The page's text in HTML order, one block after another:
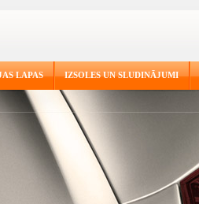
LAPAS IZSOLES UN SLUDINĀJUMI